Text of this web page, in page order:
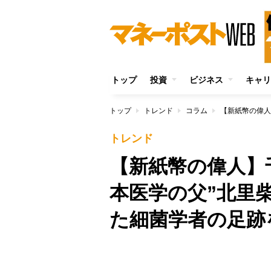
トップ 投資 ビジネス キャ
トップ トレンド コラム
トレンド
【新紙幣の偉人
本医学の父”北里
た細菌学者の足